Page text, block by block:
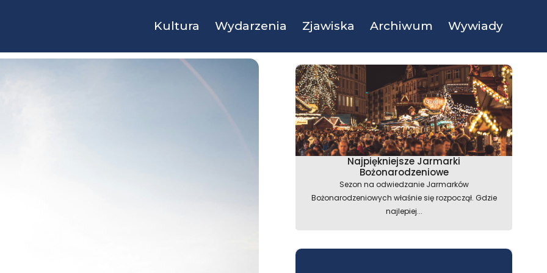
Kultura Wydarzenia Zjawiska Archiwum Wywiady
Najpiękniejsze Jarmarki
Bożonarodzeniowe
Sezon na odwiedzanie Jarmarków
Bożonarodzeniowych właśnie się rozpoczął. Gdzie
najlepiej...